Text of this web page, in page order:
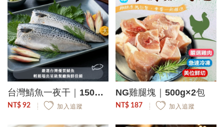
台灣鯖魚一夜干｜150g/2片/包
NT$ 92 加入追蹤
NG雞腿塊｜500g×2包
NT$ 187 加入追蹤